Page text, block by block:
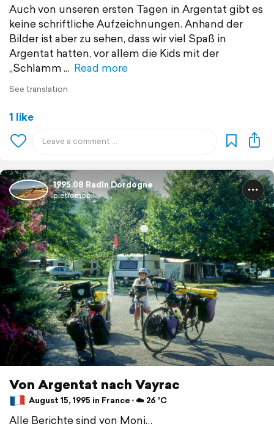
Auch von unseren ersten Tagen in Argentat gibt es
keine schriftliche Aufzeichnungen. Anhand der
Bilder ist aber zu sehen, dass wir viel Spaß in
Argentat hatten, vor allem die Kids mit der
„Schlamm
Read more
See translation
1 like
1995.08 Radln Dordogne
pietromobil
Von Argentat nach Vayrac
August 15, 1995 in France ⋅ ☁️ 26 °C
Alle Berichte sind von Moni…